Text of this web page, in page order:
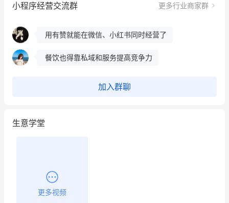
小程序经营交流群 更多行业商家群
这个营销策划案例推荐大家看一下
用有赞就能在微信、小红书同时经营了
餐饮也得靠私域和服务提高竞争力
加入群聊
生意学堂
更多视频